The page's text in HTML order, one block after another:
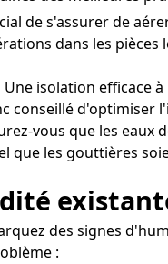
de s'assurer de
dans les
Une isolation efficace
conseillé d'optimiser
vous que les eaux
que les gouttières
des signes
: